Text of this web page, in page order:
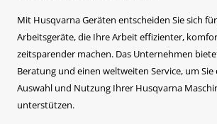
Mit Husqvarna Geräten entscheiden Sie sich
Arbeitsgeräte, die Ihre Arbeit effizienter,
zeitsparender machen. Das Unternehmen
Beratung und einen weltweiten Service, um
Auswahl und Nutzung Ihrer Husqvarna
unterstützen.